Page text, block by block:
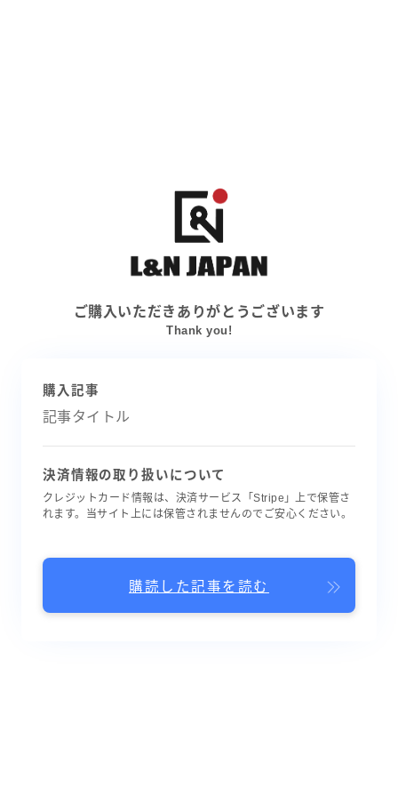
ご購入いただきありがとうございます
Thank you!
購入記事
記事タイトル
決済情報の取り扱いについて
クレジットカード情報は、決済サービス「Stripe」上で保管さ
れます。当サイト上には保管されませんのでご安心ください。
購読した記事を読む